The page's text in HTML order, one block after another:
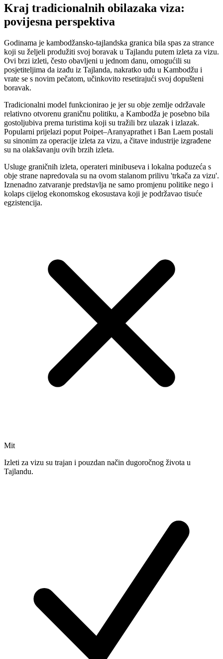
Kraj tradicionalnih obilazaka viza:
povijesna perspektiva
Godinama je kambodžansko-tajlandska granica bila spas za strance
koji su željeli produžiti svoj boravak u Tajlandu putem izleta za vizu.
Ovi brzi izleti, često obavljeni u jednom danu, omogućili su
posjetiteljima da izađu iz Tajlanda, nakratko uđu u Kambodžu i
vrate se s novim pečatom, učinkovito resetirajući svoj dopušteni
boravak.
Tradicionalni model funkcionirao je jer su obje zemlje održavale
relativno otvorenu graničnu politiku, a Kambodža je posebno bila
gostoljubiva prema turistima koji su tražili brz ulazak i izlazak.
Popularni prijelazi poput Poipet–Aranyaprathet i Ban Laem postali
su sinonim za operacije izleta za vizu, a čitave industrije izgrađene
su na olakšavanju ovih brzih izleta.
Usluge graničnih izleta, operateri minibuseva i lokalna poduzeća s
obje strane napredovala su na ovom stalanom prilivu 'trkača za vizu'.
Iznenadno zatvaranje predstavlja ne samo promjenu politike nego i
kolaps cijelog ekonomskog ekosustava koji je podržavao tisuće
egzistencija.
Mit
Izleti za vizu su trajan i pouzdan način dugoročnog života u
Tajlandu.